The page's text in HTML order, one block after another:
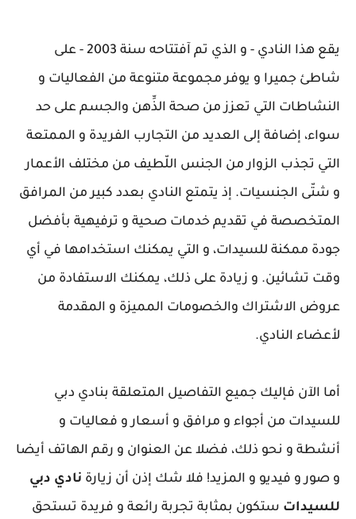
يقع هذا النادي - و الذي تم آفتتاحه سنة 2003 - على
شاطئ جميرا و يوفر مجموعة متنوعة من الفعاليات و
النشاطات التي تعزز من صحة الذِّهن والجسم على حد
سواء، إضافة إلى العديد من التجارب الفريدة و الممتعة
التي تجذب الزوار من الجنس اللّطيف من مختلف الأعمار
و شتّى الجنسيات. إذ يتمتع النادي بعدد كبير من المرافق
المتخصصة في تقديم خدمات صحية و ترفيهية بأفضل
جودة ممكنة للسيدات، و التي يمكنك استخدامها في أي
وقت تشائين. و زيادة على ذلك، يمكنك الاستفادة من
عروض الاشتراك والخصومات المميزة و المقدمة
لأعضاء النادي.
أما الآن فإليك جميع التفاصيل المتعلقة بنادي دبي
للسيدات من أجواء و مرافق و أسعار و فعاليات و
أنشطة و نحو ذلك، فضلا عن العنوان و رقم الهاتف أيضا
و صور و فيديو و المزيد! فلا شك إذن أن زيارة نادي دبي
للسيدات ستكون بمثابة تجربة رائعة و فريدة تستحق